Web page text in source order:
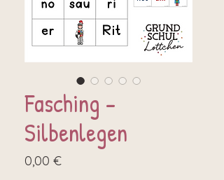
Fasching -
Silbenlegen
0,00 €Preis